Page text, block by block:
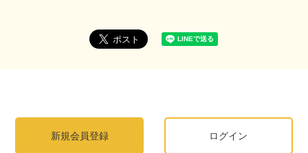
新規会員登録 ログイン